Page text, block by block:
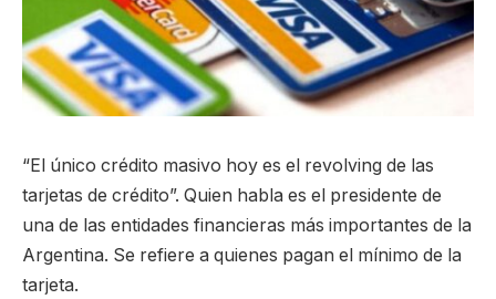
“El único crédito masivo hoy es el revolving de las
tarjetas de crédito”. Quien habla es el presidente de
una de las entidades financieras más importantes de la
Argentina. Se refiere a quienes pagan el mínimo de la
tarjeta.